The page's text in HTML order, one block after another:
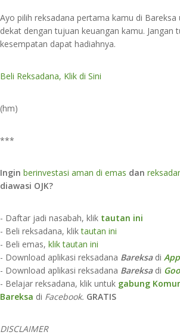
Ayo pilih reksadana pertama kamu di Bareksa
dekat dengan tujuan keuangan kamu. Jangan
kesempatan dapat hadiahnya.
Beli Reksadana, Klik di Sini
(hm)
***
Ingin berinvestasi aman di emas dan
diawasi OJK?
- Daftar jadi nasabah, klik tautan ini
- Beli reksadana, kliktautan ini
- Beli emas, klik tautan ini
- Download aplikasi reksadana Bareksadi
- Download aplikasi reksadana Bareksa di
- Belajar reksadana, klik untuk gabung
Bareksa di Facebook. GRATIS
DISCLAIMER